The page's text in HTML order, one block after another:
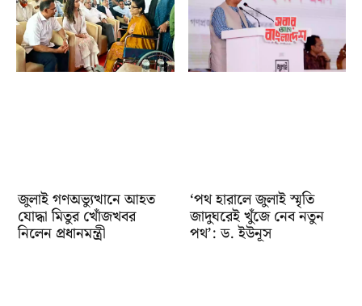
জুলাই গণঅভ্যুত্থানে আহত
যোদ্ধা মিতুর খোঁজখবর
নিলেন প্রধানমন্ত্রী
‘পথ হারালে জুলাই স্মৃতি
জাদুঘরেই খুঁজে নেব নতুন
পথ’: ড. ইউনূস